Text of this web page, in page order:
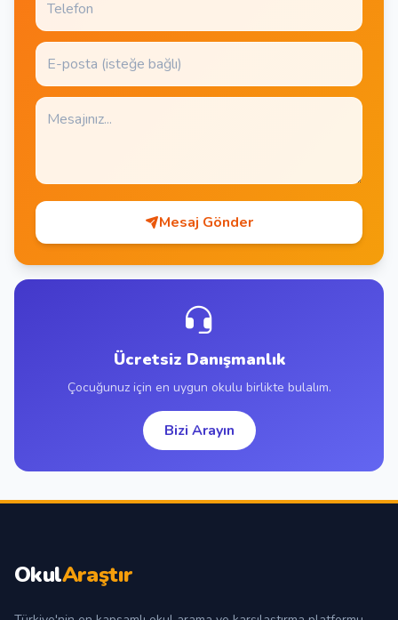
Mesaj Gönder
Ücretsiz Danışmanlık
Çocuğunuz için en uygun okulu birlikte bulalım.
Bizi Arayın
OkulAraştır